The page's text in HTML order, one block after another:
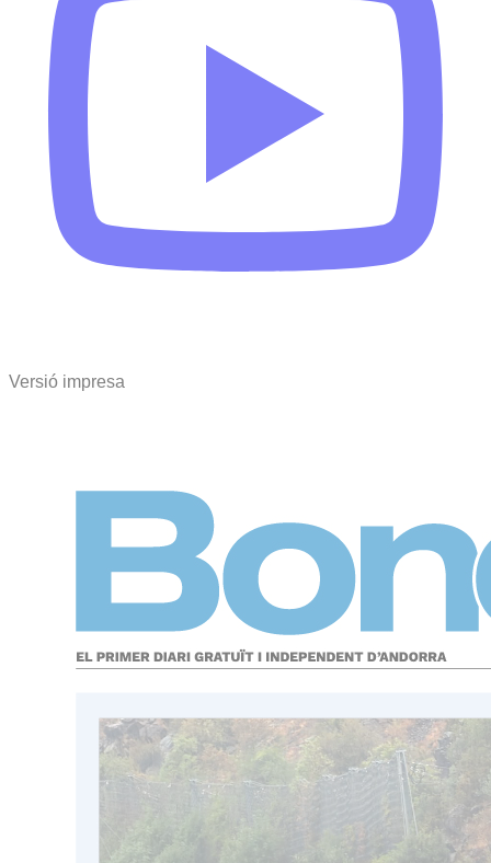
Versió impresa